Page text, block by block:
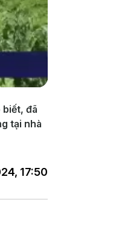
biết, đã
tại nhà
17:50